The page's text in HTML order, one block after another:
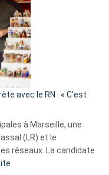
Algérie
avec le RN : « C’est
à Marseille, une
(LR) et le
réseaux. La candidate